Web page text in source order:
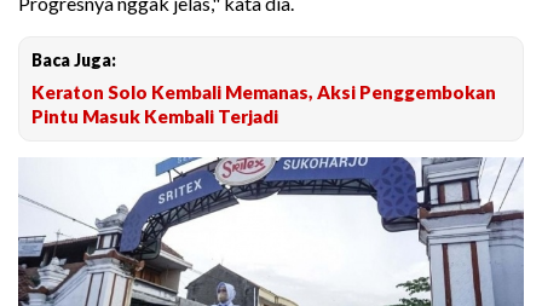
Baca Juga:
Keraton Solo Kembali Memanas, Aksi Penggembokan
Pintu Masuk Kembali Terjadi